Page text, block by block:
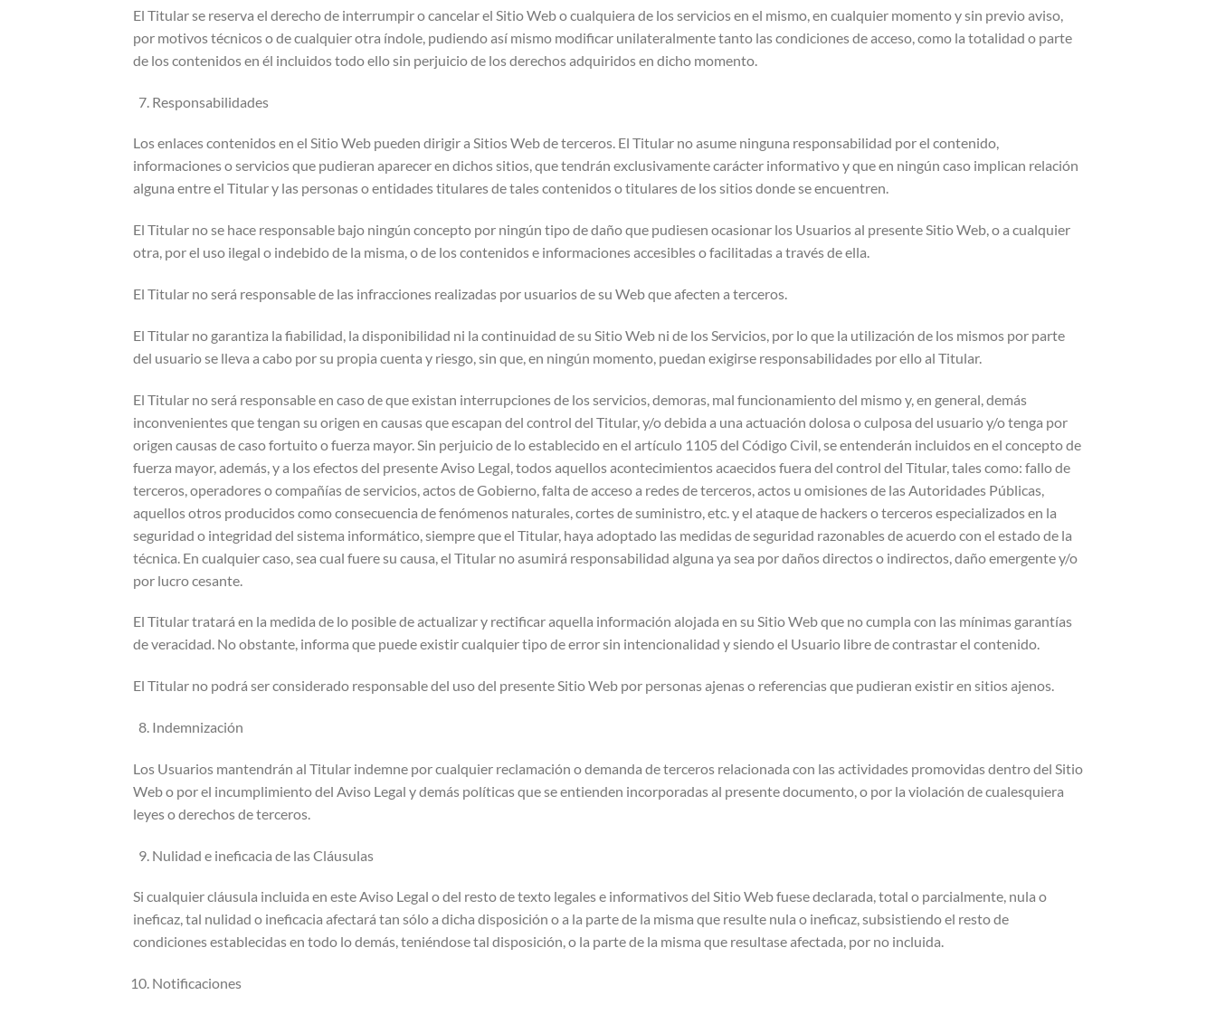
El Titular se reserva el derecho de interrumpir o cancelar el Sitio Web o cualquiera de los servicios en el mismo, en cualquier momento y sin previo aviso,
por motivos técnicos o de cualquier otra índole, pudiendo así mismo modificar unilateralmente tanto las condiciones de acceso, como la totalidad o parte
de los contenidos en él incluidos todo ello sin perjuicio de los derechos adquiridos en dicho momento.
Responsabilidades
Los enlaces contenidos en el Sitio Web pueden dirigir a Sitios Web de terceros. El Titular no asume ninguna responsabilidad por el contenido,
informaciones o servicios que pudieran aparecer en dichos sitios, que tendrán exclusivamente carácter informativo y que en ningún caso implican relación
alguna entre el Titular y las personas o entidades titulares de tales contenidos o titulares de los sitios donde se encuentren.
El Titular no se hace responsable bajo ningún concepto por ningún tipo de daño que pudiesen ocasionar los Usuarios al presente Sitio Web, o a cualquier
otra, por el uso ilegal o indebido de la misma, o de los contenidos e informaciones accesibles o facilitadas a través de ella.
El Titular no será responsable de las infracciones realizadas por usuarios de su Web que afecten a terceros.
El Titular no garantiza la fiabilidad, la disponibilidad ni la continuidad de su Sitio Web ni de los Servicios, por lo que la utilización de los mismos por parte
del usuario se lleva a cabo por su propia cuenta y riesgo, sin que, en ningún momento, puedan exigirse responsabilidades por ello al Titular.
El Titular no será responsable en caso de que existan interrupciones de los servicios, demoras, mal funcionamiento del mismo y, en general, demás
inconvenientes que tengan su origen en causas que escapan del control del Titular, y/o debida a una actuación dolosa o culposa del usuario y/o tenga por
origen causas de caso fortuito o fuerza mayor. Sin perjuicio de lo establecido en el artículo 1105 del Código Civil, se entenderán incluidos en el concepto de
fuerza mayor, además, y a los efectos del presente Aviso Legal, todos aquellos acontecimientos acaecidos fuera del control del Titular, tales como: fallo de
terceros, operadores o compañías de servicios, actos de Gobierno, falta de acceso a redes de terceros, actos u omisiones de las Autoridades Públicas,
aquellos otros producidos como consecuencia de fenómenos naturales, cortes de suministro, etc. y el ataque de hackers o terceros especializados en la
seguridad o integridad del sistema informático, siempre que el Titular, haya adoptado las medidas de seguridad razonables de acuerdo con el estado de la
técnica. En cualquier caso, sea cual fuere su causa, el Titular no asumirá responsabilidad alguna ya sea por daños directos o indirectos, daño emergente y/o
por lucro cesante.
El Titular tratará en la medida de lo posible de actualizar y rectificar aquella información alojada en su Sitio Web que no cumpla con las mínimas garantías
de veracidad. No obstante, informa que puede existir cualquier tipo de error sin intencionalidad y siendo el Usuario libre de contrastar el contenido.
El Titular no podrá ser considerado responsable del uso del presente Sitio Web por personas ajenas o referencias que pudieran existir en sitios ajenos.
Indemnización
Los Usuarios mantendrán al Titular indemne por cualquier reclamación o demanda de terceros relacionada con las actividades promovidas dentro del Sitio
Web o por el incumplimiento del Aviso Legal y demás políticas que se entienden incorporadas al presente documento, o por la violación de cualesquiera
leyes o derechos de terceros.
Nulidad e ineficacia de las Cláusulas
Si cualquier cláusula incluida en este Aviso Legal o del resto de texto legales e informativos del Sitio Web fuese declarada, total o parcialmente, nula o
ineficaz, tal nulidad o ineficacia afectará tan sólo a dicha disposición o a la parte de la misma que resulte nula o ineficaz, subsistiendo el resto de
condiciones establecidas en todo lo demás, teniéndose tal disposición, o la parte de la misma que resultase afectada, por no incluida.
Notificaciones